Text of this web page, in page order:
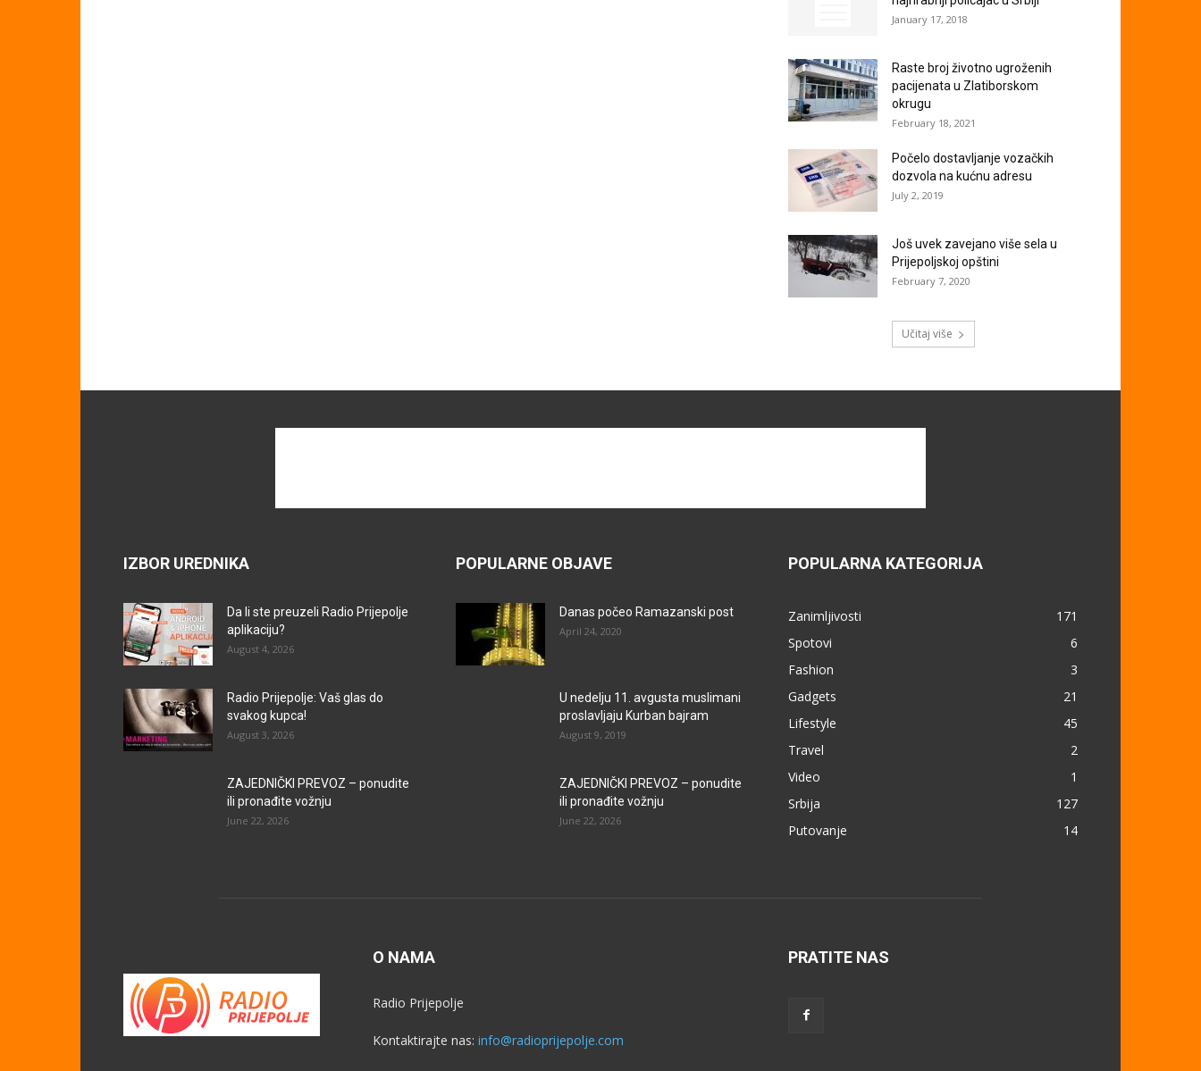
January 17, 2018
Raste broj životno ugroženih
pacijenata u Zlatiborskom
okrugu
February 18, 2021
Počelo dostavljanje vozačkih
dozvola na kućnu adresu
July 2, 2019
Još uvek zavejano više sela u
Prijepoljskoj opštini
February 7, 2020
Učitaj više
IZBOR UREDNIKA
Da li ste preuzeli Radio Prijepolje
aplikaciju?
August 4, 2026
Radio Prijepolje: Vaš glas do
svakog kupca!
August 3, 2026
ZAJEDNIČKI PREVOZ – ponudite
ili pronađite vožnju
June 22, 2026
POPULARNE OBJAVE
Danas počeo Ramazanski post
April 24, 2020
U nedelju 11. avgusta muslimani
proslavljaju Kurban bajram
August 9, 2019
ZAJEDNIČKI PREVOZ – ponudite
ili pronađite vožnju
June 22, 2026
POPULARNA KATEGORIJA
Zanimljivosti
171
Spotovi
6
Fashion
3
Gadgets
21
Lifestyle
45
Travel
2
Video
1
Srbija
127
Putovanje
14
O NAMA
Radio Prijepolje
Kontaktirajte nas: info@radioprijepolje.com
PRATITE NAS